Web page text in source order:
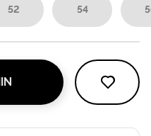
52 54